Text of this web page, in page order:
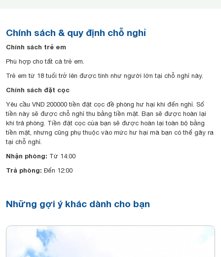
Chính sách & quy định chỗ nghỉ
Chính sách trẻ em
Phù hợp cho tất cả trẻ em.
Trẻ em từ 18 tuổi trở lên được tính như người lớn tại chỗ nghỉ này.
Chính sách đặt cọc
Yêu cầu VND 200000 tiền đặt cọc đề phòng hư hại khi đến nghỉ. Số
tiền này sẽ được chỗ nghỉ thu bằng tiền mặt. Bạn sẽ được hoàn lại
khi trả phòng. Tiền đặt cọc của bạn sẽ được hoàn lại toàn bộ bằng
tiền mặt, nhưng cũng phụ thuộc vào mức hư hại mà bạn có thể gây ra
tại chỗ nghỉ.
Nhận phòng: Từ 14:00
Trả phòng: Đến 12:00
Những gợi ý khác dành cho bạn